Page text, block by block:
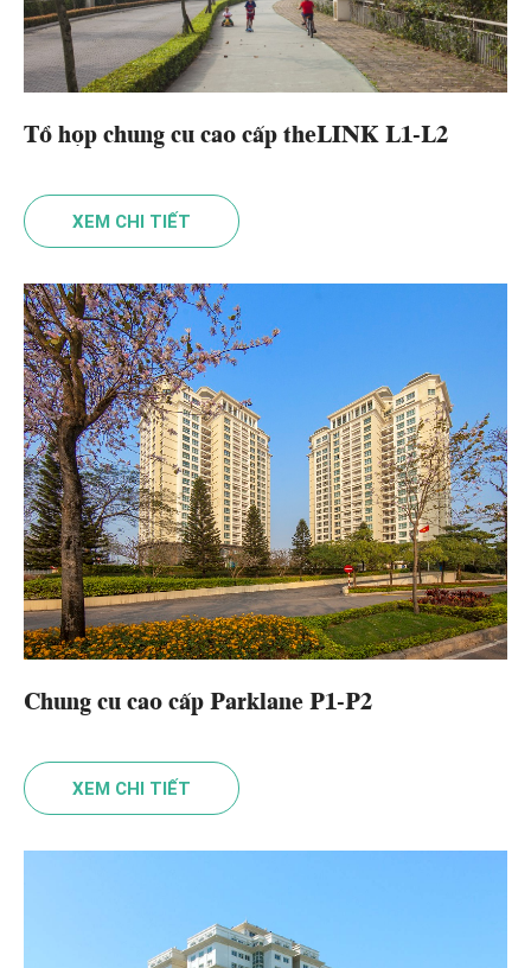
Tổ hợp chung cư cao cấp theLINK L1-L2
XEM CHI TIẾT
Chung cư cao cấp Parklane P1-P2
XEM CHI TIẾT